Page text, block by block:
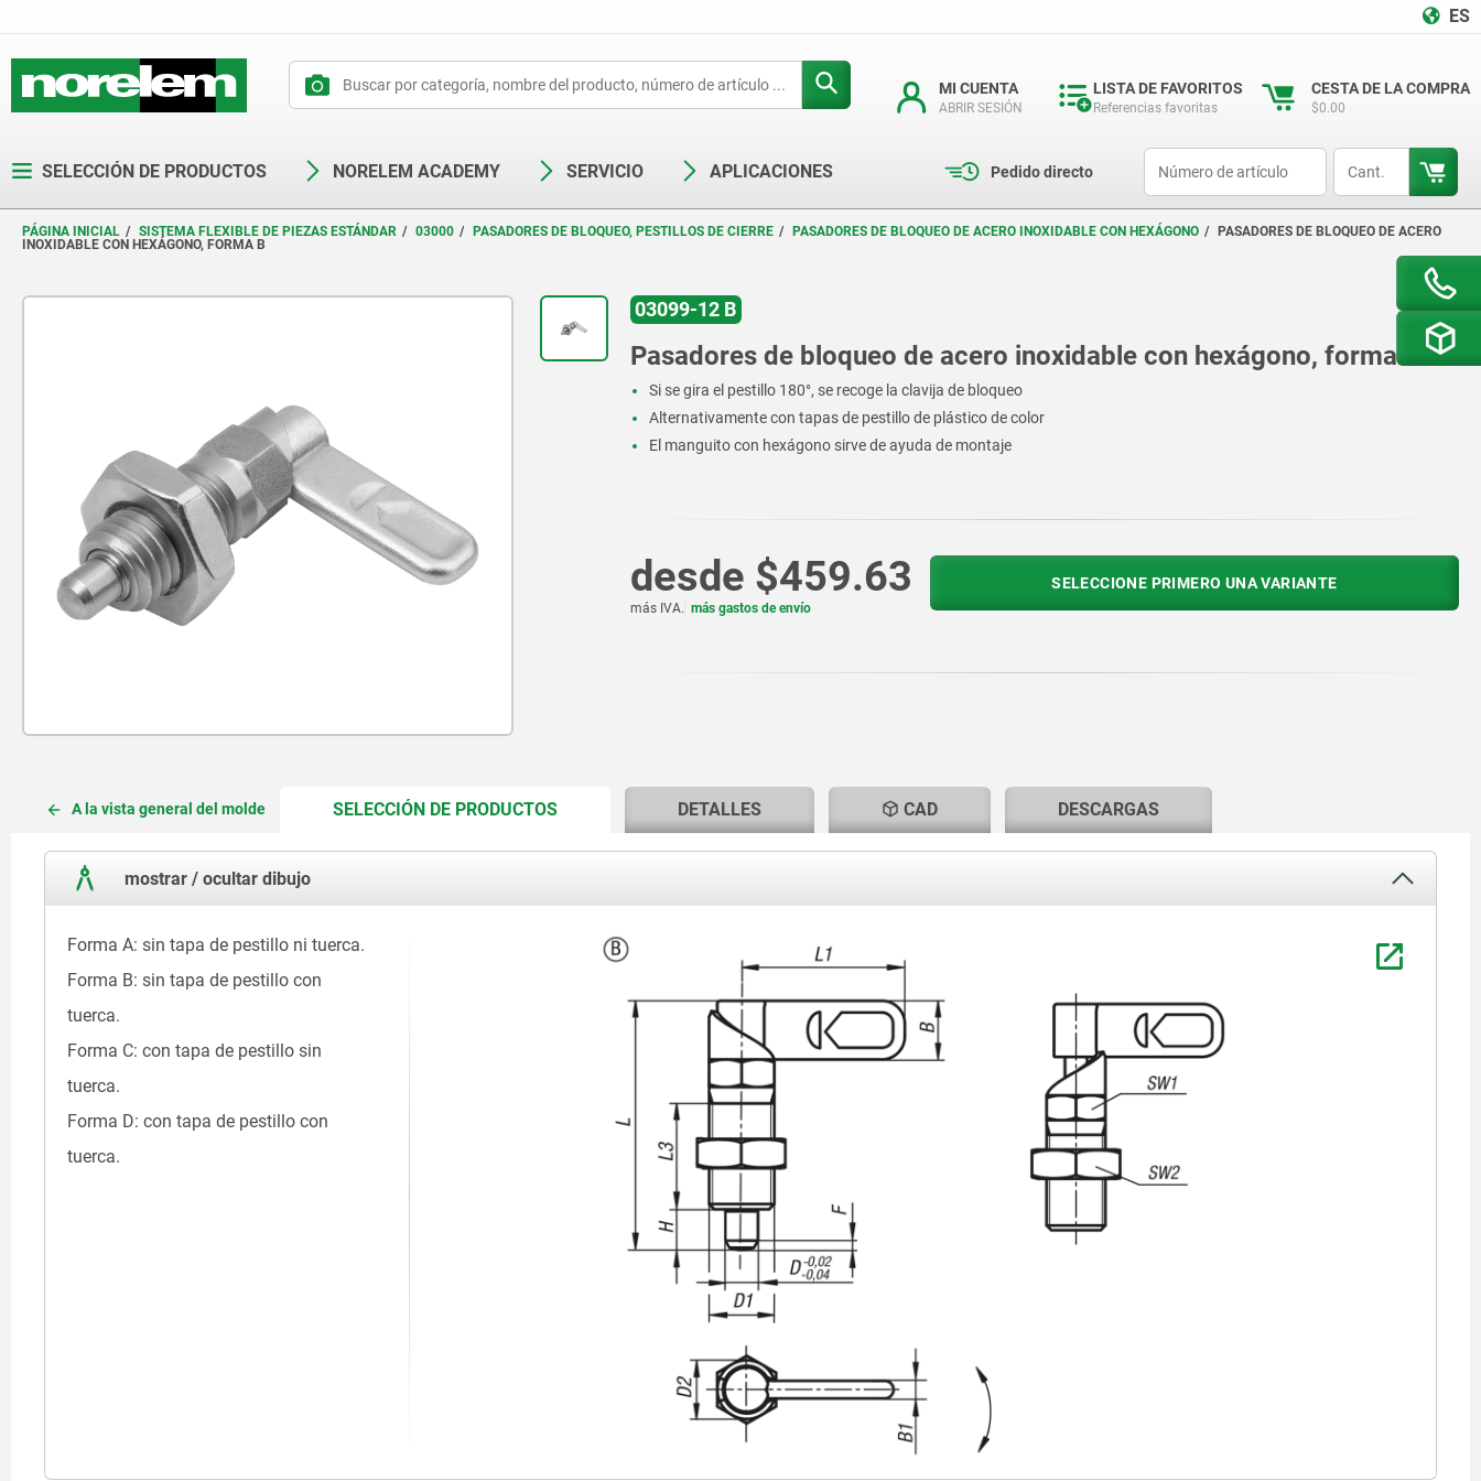
ES
MI CUENTA
ABRIR SESIÓN
LISTA DE FAVORITOS
Referencias favoritas
CESTA DE LA COMPRA
$0.00
SELECCIÓN DE PRODUCTOS NORELEM ACADEMY SERVICIO APLICACIONES Pedido directo
PÁGINA INICIAL SISTEMA FLEXIBLE DE PIEZAS ESTÁNDAR 03000 PASADORES DE BLOQUEO, PESTILLOS DE CIERRE PASADORES DE BLOQUEO DE ACERO INOXIDABLE CON HEXÁGONO
PASADORES DE BLOQUEO DE ACERO
INOXIDABLE CON HEXÁGONO, FORMA B
03099-12 B
Pasadores de bloqueo de acero inoxidable con hexágono, forma B
Si se gira el pestillo 180°, se recoge la clavija de bloqueo
Alternativamente con tapas de pestillo de plástico de color
El manguito con hexágono sirve de ayuda de montaje
desde $459.63
más IVA. más gastos de envío
SELECCIONE PRIMERO UNA VARIANTE
A la vista general del molde SELECCIÓN DE PRODUCTOSCURRENT
CURRENT
DETALLES CAD DESCARGAS
mostrar / ocultar dibujo
Forma A: sin tapa de pestillo ni tuerca.
Forma B: sin tapa de pestillo con
tuerca.
Forma C: con tapa de pestillo sin
tuerca.
Forma D: con tapa de pestillo con
tuerca.